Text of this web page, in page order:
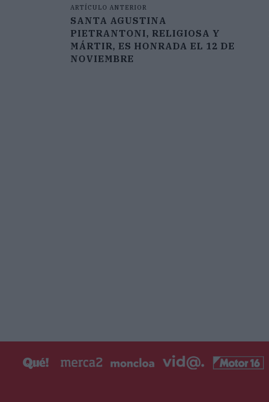
ARTÍCULO ANTERIOR
SANTA AGUSTINA
PIETRANTONI, RELIGIOSA Y
MÁRTIR, ES HONRADA EL 12 DE
NOVIEMBRE